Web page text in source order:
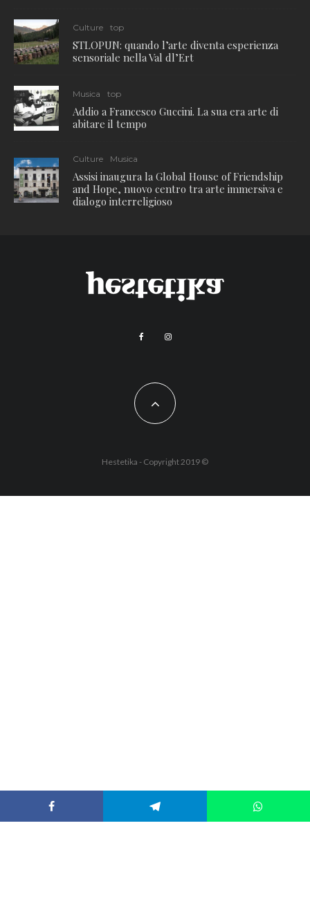
Culture top
STLOPUN: quando l’arte diventa esperienza
sensoriale nella Val dl’Ert
Musica top
Addio a Francesco Guccini. La sua era arte di
abitare il tempo
Culture Musica
Assisi inaugura la Global House of Friendship
and Hope, nuovo centro tra arte immersiva e
dialogo interreligioso
Hestetika - Copyright 2019 ©